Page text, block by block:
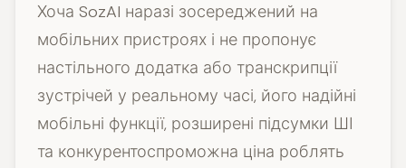
Хоча SozAI наразі зосереджений на
мобільних пристроях і не пропонує
настільного додатка або транскрипції
зустрічей у реальному часі, його надійні
мобільні функції, розширені підсумки ШІ
та конкурентоспроможна ціна роблять